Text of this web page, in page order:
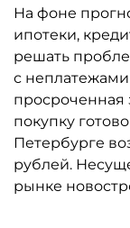
На фоне
ипотеки,
решать
с
просроченная
покупку
Петербурге
рублей.
рынке